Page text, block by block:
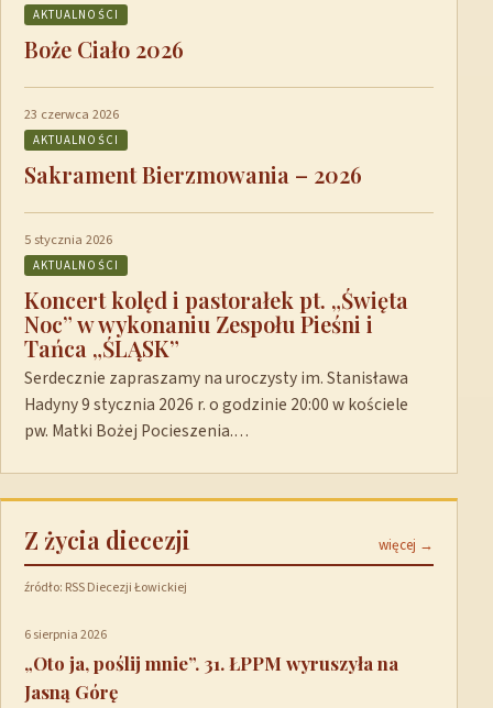
AKTUALNOŚCI
Boże Ciało 2026
23 czerwca 2026
AKTUALNOŚCI
Sakrament Bierzmowania – 2026
5 stycznia 2026
AKTUALNOŚCI
Koncert kolęd i pastorałek pt. „Święta
Noc” w wykonaniu Zespołu Pieśni i
Tańca „ŚLĄSK”
Serdecznie zapraszamy na uroczysty im. Stanisława
Hadyny 9 stycznia 2026 r. o godzinie 20:00 w kościele
pw. Matki Bożej Pocieszenia.…
Z życia diecezji więcej →
źródło: RSS Diecezji Łowickiej
6 sierpnia 2026
„Oto ja, poślij mnie”. 31. ŁPPM wyruszyła na
Jasną Górę